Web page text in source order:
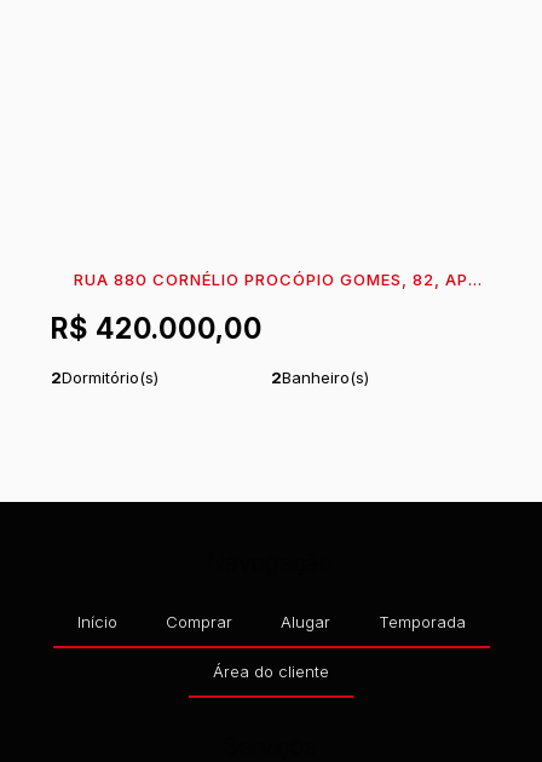
R$ 420.000,00
RUA 880 CORNÉLIO PROCÓPIO GOMES, 82, AP
SANTA CATARINA, BRASIL
2Dormitório(s) 2Banheiro(s)
Início Comprar Alugar Temporada
Área do cliente